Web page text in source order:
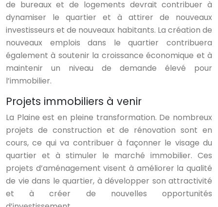
de bureaux et de logements devrait contribuer à
dynamiser le quartier et à attirer de nouveaux
investisseurs et de nouveaux habitants. La création de
nouveaux emplois dans le quartier contribuera
également à soutenir la croissance économique et à
maintenir un niveau de demande élevé pour
l’immobilier.
Projets immobiliers à venir
La Plaine est en pleine transformation. De nombreux
projets de construction et de rénovation sont en
cours, ce qui va contribuer à façonner le visage du
quartier et à stimuler le marché immobilier. Ces
projets d’aménagement visent à améliorer la qualité
de vie dans le quartier, à développer son attractivité
et à créer de nouvelles opportunités